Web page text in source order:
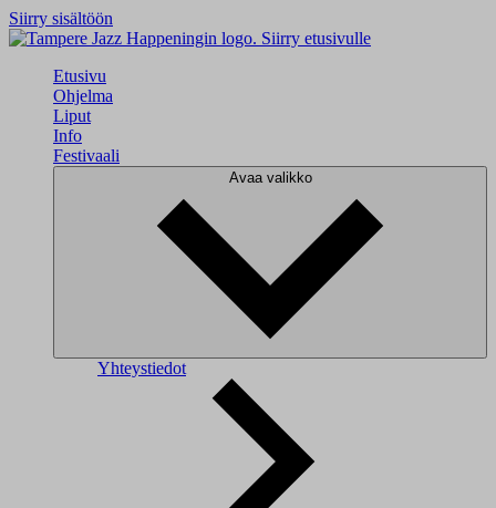
Siirry sisältöön
Siirry etusivulle
Etusivu
Ohjelma
Liput
Info
Festivaali
Avaa valikko
Yhteystiedot